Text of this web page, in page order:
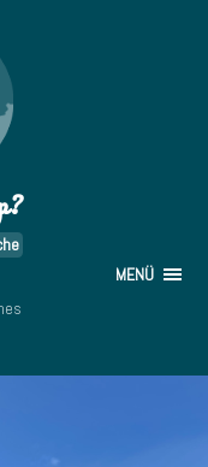
MENÜ